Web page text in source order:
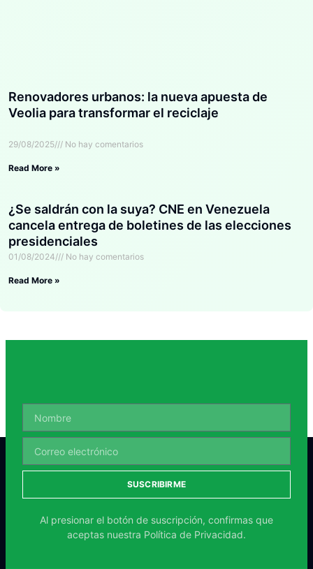
Renovadores urbanos: la nueva apuesta de
Veolia para transformar el reciclaje
29/08/2025 No hay comentarios
Read More »
¿Se saldrán con la suya? CNE en Venezuela
cancela entrega de boletines de las elecciones
presidenciales
01/08/2024 No hay comentarios
Read More »
SUSCRIBIRME
Al presionar el botón de suscripción, confirmas que
aceptas nuestra Política de Privacidad.